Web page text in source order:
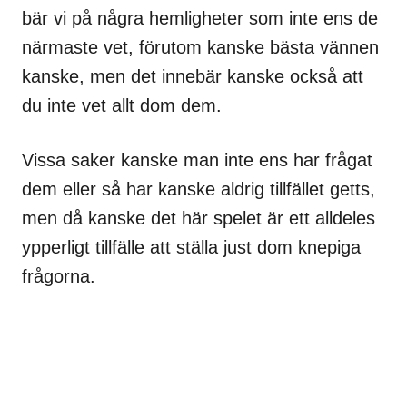
bär vi på några hemligheter som inte ens de
närmaste vet, förutom kanske bästa vännen
kanske, men det innebär kanske också att
du inte vet allt dom dem.
Vissa saker kanske man inte ens har frågat
dem eller så har kanske aldrig tillfället getts,
men då kanske det här spelet är ett alldeles
ypperligt tillfälle att ställa just dom knepiga
frågorna.